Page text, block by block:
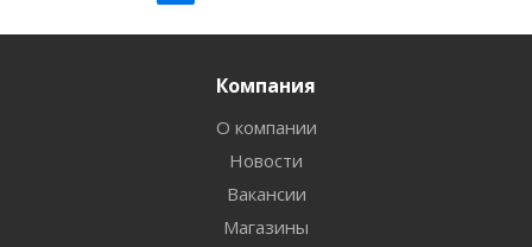
Компания
О компании
Новости
Вакансии
Магазины